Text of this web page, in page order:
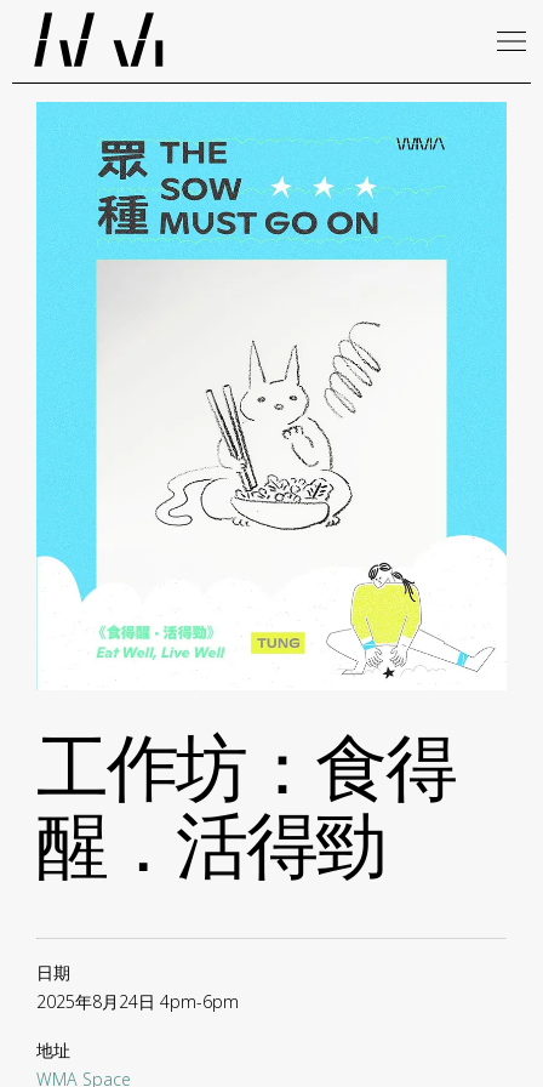
工作坊：食得
醒．活得勁
日期
2025年8月24日 4pm-6pm
地址
WMA Space